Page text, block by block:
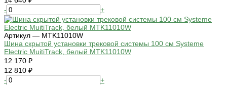
-
+
Артикул — MTK11010W
Шина скрытой установки трековой системы 100 см Systeme
Electric MuitiTrack, белый MTK11010W
12 170 ₽
12 810 ₽
-
+